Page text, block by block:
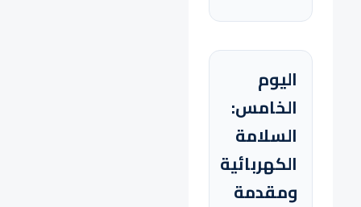
اليوم
الخامس:
السلامة
الكهربائية
ومقدمة